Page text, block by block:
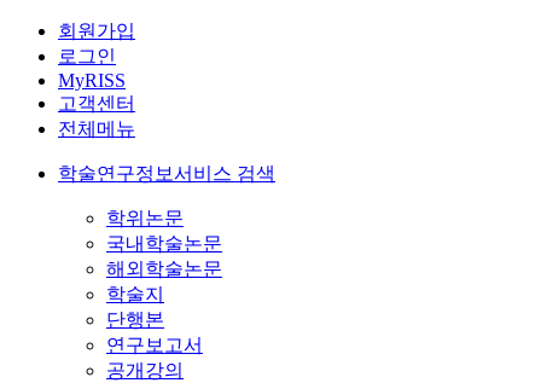
회원가입
로그인
MyRISS
고객센터
전체메뉴
학술연구정보서비스 검색
학위논문
국내학술논문
해외학술논문
학술지
단행본
연구보고서
공개강의